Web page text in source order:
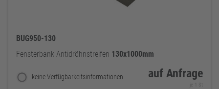
BUG950-130
Fensterbank Antidröhnstreifen 130x1000mm
keine Verfügbarkeitsinformationen auf Anfrage
je 1 St